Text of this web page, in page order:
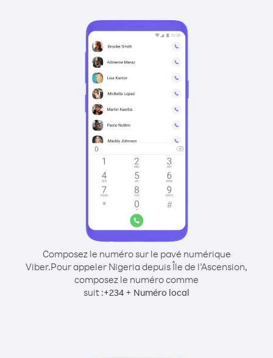
Composez le numéro sur le pavé numérique
Viber.Pour appeler Nigeria depuis Île de l’Ascension,
composez le numéro comme
suit :+234 + Numéro local